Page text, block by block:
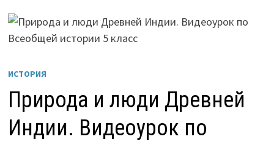
ИСТОРИЯ
Природа и люди Древней
Индии. Видеоурок по